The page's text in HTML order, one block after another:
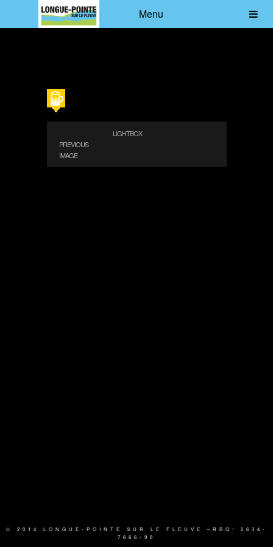
Menu
PREVIOUS
IMAGE
LIGHTBOX
© 2014 LONGUE-POINTE SUR LE FLEUVE –RBQ: 2634-
7666-98